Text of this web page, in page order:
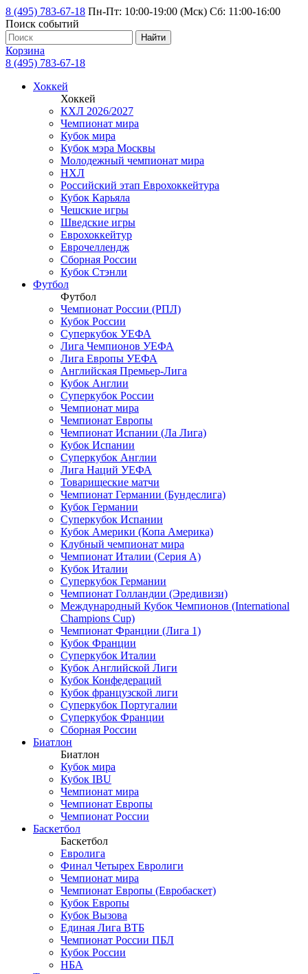
8 (495) 783-67-18 Пн-Пт: 10:00-19:00 (Мск) Сб: 11:00-16:00
Поиск событий
Найти
Корзина
8 (495) 783-67-18
Хоккей
Хоккей
КХЛ 2026/2027
Чемпионат мира
Кубок мира
Кубок мэра Москвы
Молодежный чемпионат мира
НХЛ
Российский этап Еврохоккейтура
Кубок Карьяла
Чешские игры
Шведские игры
Еврохоккейтур
Еврочеллендж
Сборная России
Кубок Стэнли
Футбол
Футбол
Чемпионат России (РПЛ)
Кубок России
Суперкубок УЕФА
Лига Чемпионов УЕФА
Лига Европы УЕФА
Английская Премьер-Лига
Кубок Англии
Суперкубок России
Чемпионат мира
Чемпионат Европы
Чемпионат Испании (Ла Лига)
Кубок Испании
Суперкубок Англии
Лига Наций УЕФА
Товарищеские матчи
Чемпионат Германии (Бундеслига)
Кубок Германии
Суперкубок Испании
Кубок Америки (Копа Америка)
Клубный чемпионат мира
Чемпионат Италии (Серия А)
Кубок Италии
Суперкубок Германии
Чемпионат Голландии (Эредивизи)
Международный Кубок Чемпионов (International
Champions Cup)
Чемпионат Франции (Лига 1)
Кубок Франции
Суперкубок Италии
Кубок Английской Лиги
Кубок Конфедераций
Кубок французской лиги
Суперкубок Португалии
Суперкубок Франции
Сборная России
Биатлон
Биатлон
Кубок мира
Кубок IBU
Чемпионат мира
Чемпионат Европы
Чемпионат России
Баскетбол
Баскетбол
Евролига
Финал Четырех Евролиги
Чемпионат мира
Чемпионат Европы (Евробаскет)
Кубок Европы
Кубок Вызова
Единая Лига ВТБ
Чемпионат России ПБЛ
Кубок России
НБА